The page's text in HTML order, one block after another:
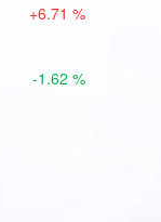
+6.71 %
-1.62 %